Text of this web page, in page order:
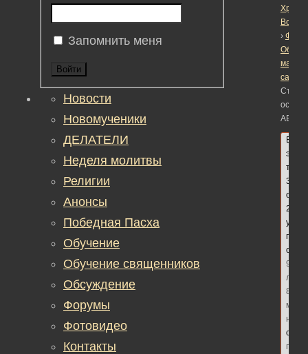
›
сайта
Стоит
В
этой
теме
3
2
9
лет,
8
Запомнить меня
Войти
Новости
Новомученики
ДЕЛАТЕЛИ
Неделя молитвы
Религии
Анонсы
Победная Пасха
Обучение
Обучение священников
Обсуждение
Форумы
Фотовидео
Контакты